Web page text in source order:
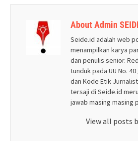
About Admin
Seide.id adalah web
menampilkan karya
dan penulis senior.
tunduk pada UU No.
dan Kode Etik
tersaji di Seide.id
jawab masing masing
View all posts